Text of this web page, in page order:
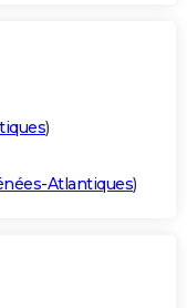
)
Atlantiques)